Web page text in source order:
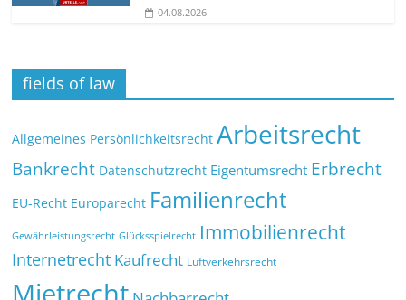
04.08.2026
fields of law
Allgemeines Persönlichkeitsrecht Arbeitsrecht
Bankrecht Datenschutzrecht Eigentumsrecht Erbrecht
EU-Recht Europarecht Familienrecht
Gewährleistungsrecht Glücksspielrecht Immobilienrecht
Internetrecht Kaufrecht Luftverkehrsrecht